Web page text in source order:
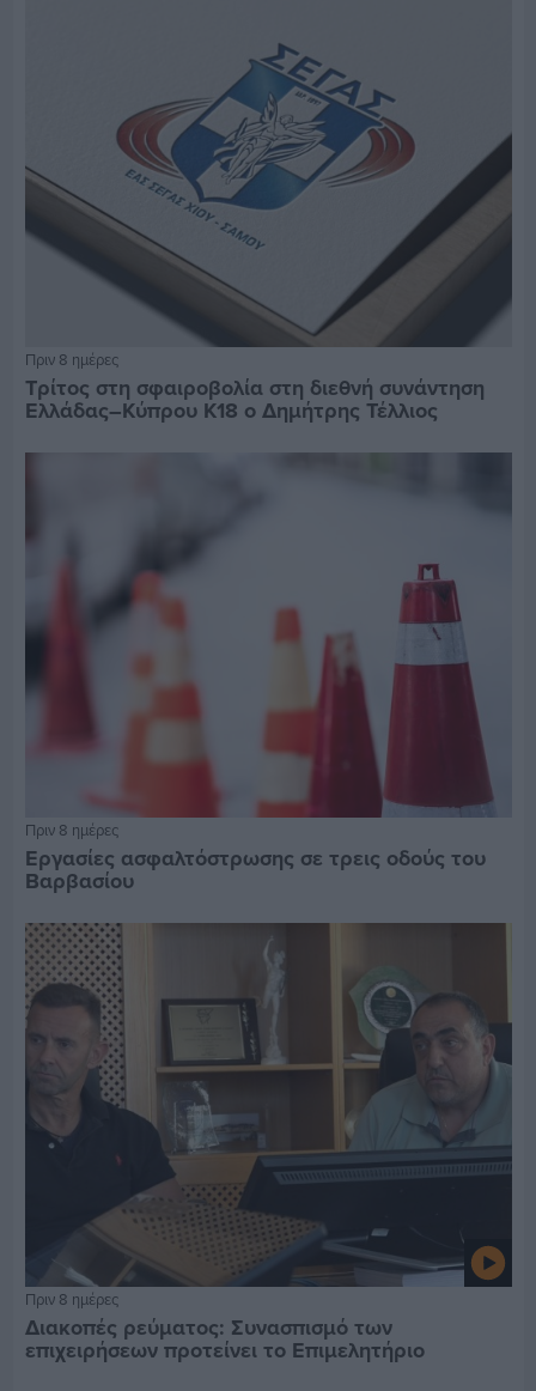
Πριν 8 ημέρες
Τρίτος στη σφαιροβολία στη διεθνή συνάντηση
Ελλάδας–Κύπρου Κ18 ο Δημήτρης Τέλλιος
Πριν 8 ημέρες
Εργασίες ασφαλτόστρωσης σε τρεις οδούς του
Βαρβασίου
Πριν 8 ημέρες
Διακοπές ρεύματος: Συνασπισμό των
επιχειρήσεων προτείνει το Επιμελητήριο